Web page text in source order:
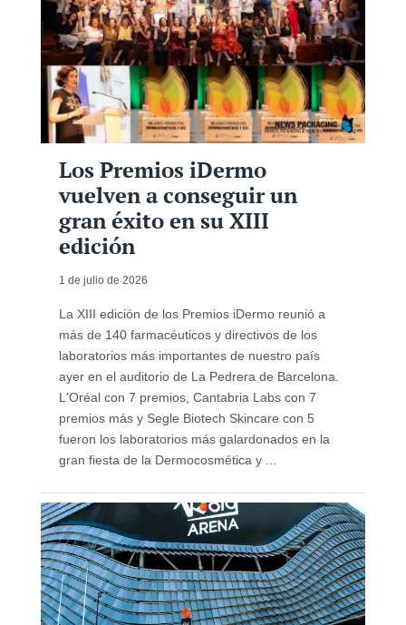
Los Premios iDermo
vuelven a conseguir un
gran éxito en su XIII
edición
1 de julio de 2026
La XIII edición de los Premios iDermo reunió a
más de 140 farmacéuticos y directivos de los
laboratorios más importantes de nuestro país
ayer en el auditorio de La Pedrera de Barcelona.
L'Oréal con 7 premios, Cantabria Labs con 7
premios más y Segle Biotech Skincare con 5
fueron los laboratorios más galardonados en la
gran fiesta de la Dermocosmética y ...